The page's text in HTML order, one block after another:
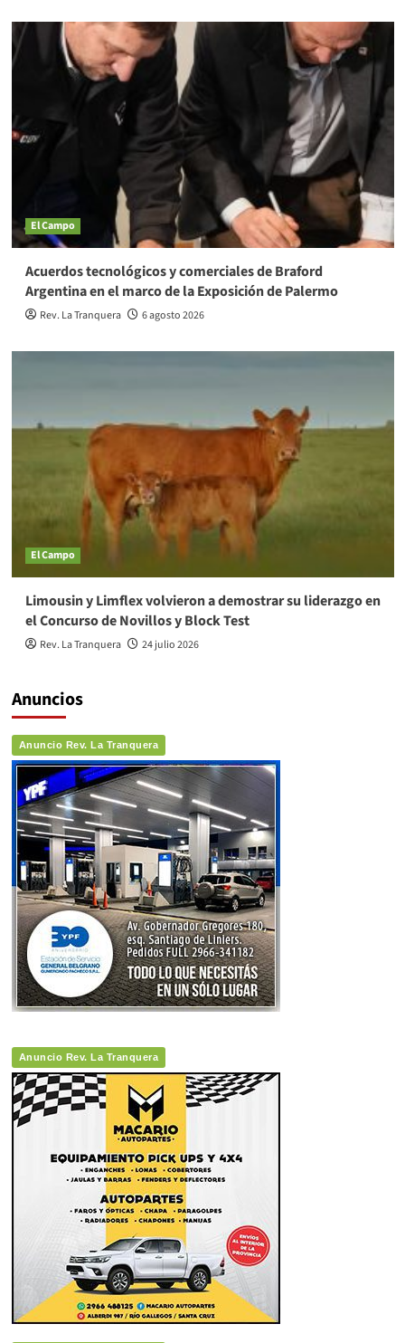
El Campo
Acuerdos tecnológicos y comerciales de Braford
Argentina en el marco de la Exposición de Palermo
Rev. La Tranquera 6 agosto 2026
El Campo
Limousin y Limflex volvieron a demostrar su liderazgo en
el Concurso de Novillos y Block Test
Rev. La Tranquera 24 julio 2026
Anuncios
Anuncio Rev. La Tranquera
Anuncio Rev. La Tranquera